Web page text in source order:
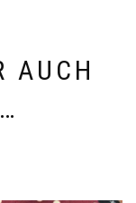
AUCH